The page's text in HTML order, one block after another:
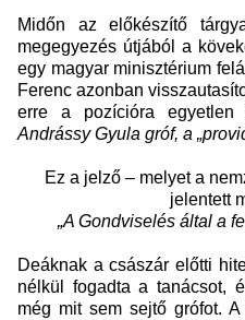
Midőn az előkészítő
megegyezés útjából a
egy magyar minisztérium
Ferenc azonban
erre a pozícióra egyetlen
Andrássy Gyula gróf, a
Ez a jelző – melyet a
jelentett
„A Gondviselés által a
Deáknak a császár előtti
nélkül fogadta a tanácsot,
még mit sem sejtő grófot.